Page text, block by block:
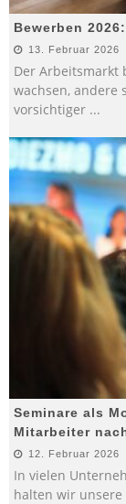
Bewerben
13. Februar 2026
Der Arbeitsmarkt
wachsen, andere
vorsichtiger ...
Seminare als
Mitarbeiter
12. Februar 2026
In vielen
halten wir